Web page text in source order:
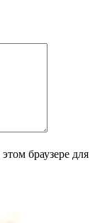
браузере для